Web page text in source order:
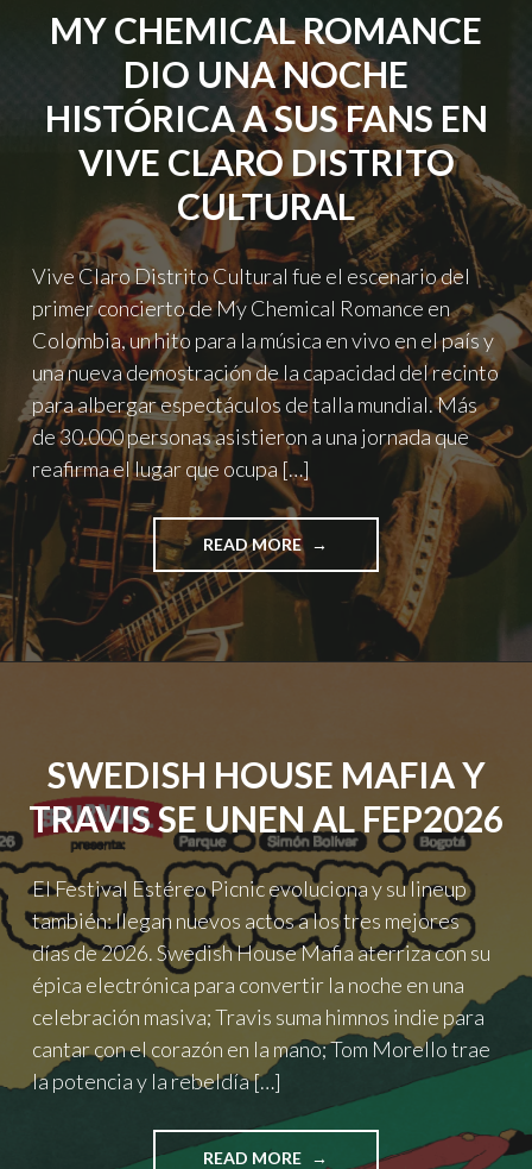
MÁS
EN
UN
CARTEL
PARA
INICIAR
UNA
NUEVA
DÉCADA
DE
BAILE"
MY CHEMICAL ROMANCE
DIO UNA NOCHE
HISTÓRICA A SUS FANS EN
VIVE CLARO DISTRITO
CULTURAL
Vive Claro Distrito Cultural fue el escenario del
primer concierto de My Chemical Romance en
Colombia, un hito para la música en vivo en el país y
una nueva demostración de la capacidad del recinto
para albergar espectáculos de talla mundial. Más
de 30.000 personas asistieron a una jornada que
reafirma el lugar que ocupa […]
READ MORE "MY
CHEMICAL
ROMANCE
NOCHE
FANS
EN
VIVE
CLARO
DISTRITO
CULTURAL"
SWEDISH HOUSE MAFIA Y
TRAVIS SE UNEN AL FEP2026
El Festival Estéreo Picnic evoluciona y su lineup
también: llegan nuevos actos a los tres mejores
días de 2026. Swedish House Mafia aterriza con su
épica electrónica para convertir la noche en una
celebración masiva; Travis suma himnos indie para
cantar con el corazón en la mano; Tom Morello trae
la potencia y la rebeldía […]
READ MORE "SWEDISH